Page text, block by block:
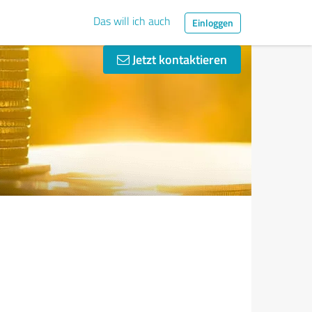
Das will ich auch Einloggen
Jetzt kontaktieren